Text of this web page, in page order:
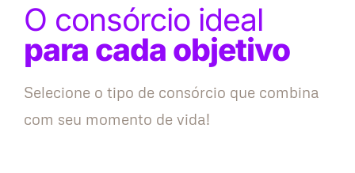
O consórcio ideal
para cada objetivo
Selecione o tipo de consórcio que combina
com seu momento de vida!